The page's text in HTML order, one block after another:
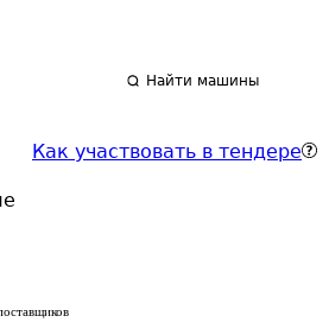
Найти машины
Как участвовать в тендере